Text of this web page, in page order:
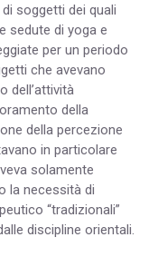
soggetti dei quali
sedute di yoga e
per un periodo
che avevano
dell’attività
della
della percezione
in particolare
solamente
la necessità di
“tradizionali”
discipline orientali.